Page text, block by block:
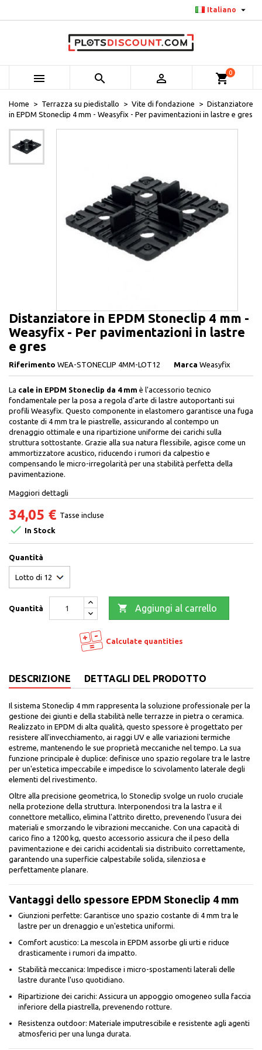
Italiano 
   shopping_cart0
Home Terrazza su piedistallo Vite di fondazione
Distanziatore
in EPDM Stoneclip 4 mm - Weasyfix - Per pavimentazioni in lastre e gres
Distanziatore in EPDM Stoneclip 4 mm -
Weasyfix - Per pavimentazioni in lastre
e gres
Riferimento WEA-STONECLIP 4MM-LOT12 Marca Weasyfix
La cale in EPDM Stoneclip da 4 mm è l'accessorio tecnico
fondamentale per la posa a regola d'arte di lastre autoportanti sui
profili Weasyfix. Questo componente in elastomero garantisce una fuga
costante di 4 mm tra le piastrelle, assicurando al contempo un
drenaggio ottimale e una ripartizione uniforme dei carichi sulla
struttura sottostante. Grazie alla sua natura flessibile, agisce come un
ammortizzatore acustico, riducendo i rumori da calpestio e
compensando le micro-irregolarità per una stabilità perfetta della
pavimentazione.
Maggiori dettagli
34,05 € Tasse incluse
 In Stock
Quantità
Quantità  Aggiungi al carrello
Calculate quantities
DESCRIZIONE DETTAGLI DEL PRODOTTO
Il sistema Stoneclip 4 mm rappresenta la soluzione professionale per la
gestione dei giunti e della stabilità nelle terrazze in pietra o ceramica.
Realizzato in EPDM di alta qualità, questo spessore è progettato per
resistere all'invecchiamento, ai raggi UV e alle variazioni termiche
estreme, mantenendo le sue proprietà meccaniche nel tempo. La sua
funzione principale è duplice: definisce uno spazio regolare tra le lastre
per un'estetica impeccabile e impedisce lo scivolamento laterale degli
elementi del rivestimento.
Oltre alla precisione geometrica, lo Stoneclip svolge un ruolo cruciale
nella protezione della struttura. Interponendosi tra la lastra e il
connettore metallico, elimina l'attrito diretto, prevenendo l'usura dei
materiali e smorzando le vibrazioni meccaniche. Con una capacità di
carico fino a 1200 kg, questo accessorio assicura che il peso della
pavimentazione e dei carichi accidentali sia distribuito correttamente,
garantendo una superficie calpestabile solida, silenziosa e
perfettamente planare.
Vantaggi dello spessore EPDM Stoneclip 4 mm
Giunzioni perfette: Garantisce uno spazio costante di 4 mm tra le
lastre per un drenaggio e un'estetica uniformi.
Comfort acustico: La mescola in EPDM assorbe gli urti e riduce
drasticamente i rumori da impatto.
Stabilità meccanica: Impedisce i micro-spostamenti laterali delle
lastre durante l'uso quotidiano.
Ripartizione dei carichi: Assicura un appoggio omogeneo sulla faccia
inferiore della piastrella, prevenendo rotture.
Resistenza outdoor: Materiale imputrescibile e resistente agli agenti
atmosferici per una lunga durata.